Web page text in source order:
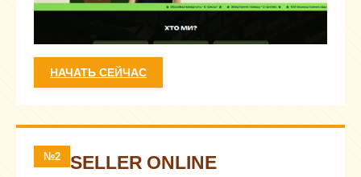
НАЧАТЬ СЕЙЧАС
№2 SELLER ONLINE